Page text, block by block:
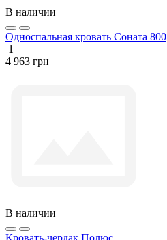
В наличии
Односпальная кровать Соната 800
1
4 963 грн
В наличии
Кровать-чердак Полюс